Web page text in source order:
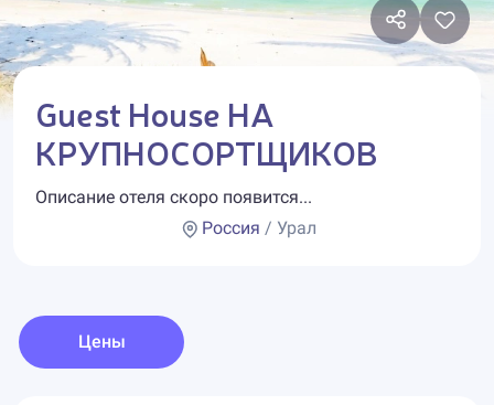
Guest House НА
КРУПНОСОРТЩИКОВ
Описание отеля скоро появится...
Россия / Урал
Цены